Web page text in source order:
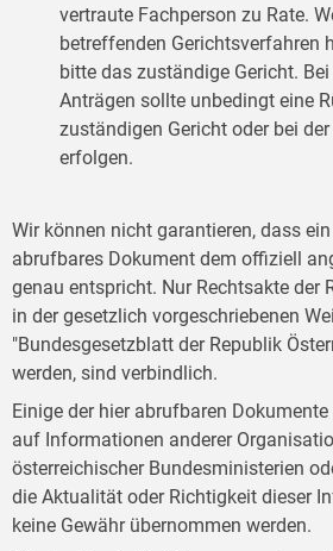
vertraute Fachperson zu Rate.
betreffenden Gerichtsverfahren
bitte das zuständige Gericht.
Anträgen sollte unbedingt eine
zuständigen Gericht oder bei
erfolgen.
Wir können nicht garantieren, dass
abrufbares Dokument dem offiziell
genau entspricht. Nur Rechtsakte der
in der gesetzlich vorgeschriebenen
"Bundesgesetzblatt der Republik
werden, sind verbindlich.
Einige der hier abrufbaren
auf Informationen anderer
österreichischer Bundesministerien
die Aktualität oder Richtigkeit dieser
keine Gewähr übernommen werden.